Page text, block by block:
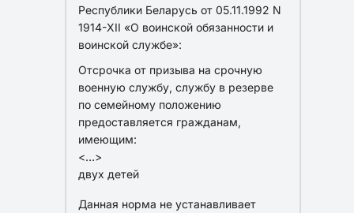
Республики Беларусь от 05.11.1992 N
1914-XII «О воинской обязанности и
воинской службе»:
Отсрочка от призыва на срочную
военную службу, службу в резерве
по семейному положению
предоставляется гражданам,
имеющим:
<…>
двух детей
Данная норма не устанавливает